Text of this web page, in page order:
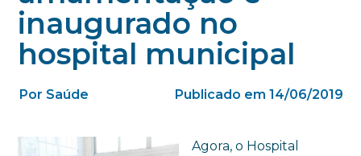
inaugurado no
hospital municipal
Por Saúde Publicado em 14/06/2019
Agora, o Hospital